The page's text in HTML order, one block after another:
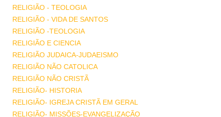
RELIGIÃO - TEOLOGIA
RELIGIÃO - VIDA DE SANTOS
RELIGIÃO -TEOLOGIA
RELIGIÃO E CIENCIA
RELIGIÃO JUDAICA-JUDAEISMO
RELIGIÃO NÃO CATOLICA
RELIGIÃO NÃO CRISTÃ
RELIGIÃO- HISTORIA
RELIGIÃO- IGREJA CRISTÃ EM GERAL
RELIGIÃO- MISSÕES-EVANGELIZAÇÃO